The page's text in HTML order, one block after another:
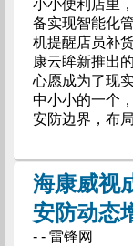
小小便利店里
备实现智能化
机提醒店员补
康云眸新推出
心愿成为了现
中小小的一个
安防边界，布
海康威视
安防动态
- - 雷锋网